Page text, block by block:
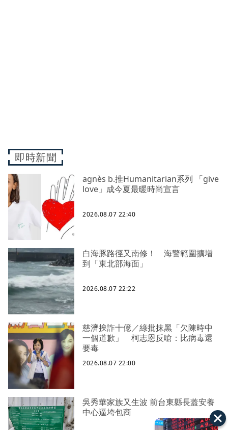
即時新聞
agnès b.推Humanitarian系列 「give
love」成今夏最暖時尚宣言
2026.08.07 22:40
白海豚路徑又南修！ 海警範圍擴增
到「東北部海面」
2026.08.07 22:22
慈濟挨詐十億／綠批抹黑「欠陳時中
一個道歉」 柯志恩反嗆：比病毒還
要毒
2026.08.07 22:00
吳秀華家族又生波 前台東縣長蓋安養
中心逼垮包商